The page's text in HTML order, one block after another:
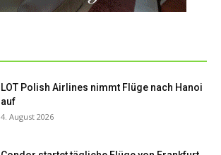
LOT Polish Airlines nimmt Flüge nach Hanoi
auf
4. August 2026